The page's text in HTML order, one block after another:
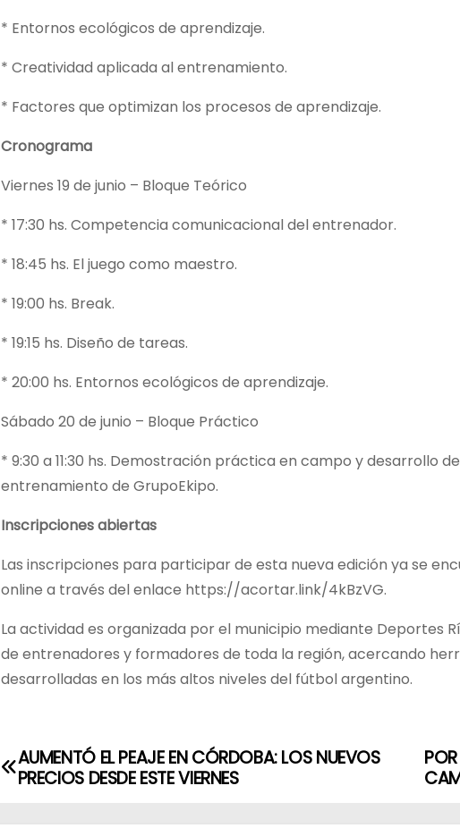
* Entornos ecológicos de aprendizaje.
* Creatividad aplicada al entrenamiento.
* Factores que optimizan los procesos de aprendizaje.
Cronograma
Viernes 19 de junio – Bloque Teórico
* 17:30 hs. Competencia comunicacional del entrenador.
* 18:45 hs. El juego como maestro.
* 19:00 hs. Break.
* 19:15 hs. Diseño de tareas.
* 20:00 hs. Entornos ecológicos de aprendizaje.
Sábado 20 de junio – Bloque Práctico
* 9:30 a 11:30 hs. Demostración práctica en campo y desarrollo
entrenamiento de GrupoEkipo.
Inscripciones abiertas
Las inscripciones para participar de esta nueva edición ya se
online a través del enlace https://acortar.link/4kBzVG.
La actividad es organizada por el municipio mediante Deportes
de entrenadores y formadores de toda la región, acercando
desarrolladas en los más altos niveles del fútbol argentino.
NAUMENTÓ EL PEAJE EN CÓRDOBA: LOS NUEVOS
PRECIOS DESDE ESTE VIERNES